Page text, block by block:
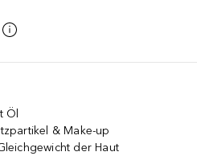
Öl
& Make-up
der Haut